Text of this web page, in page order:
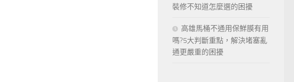
裝修不知道怎麼選的困擾
高雄馬桶不通用保鮮膜有用
嗎?5大判斷重點，解決堵塞亂
通更嚴重的困擾